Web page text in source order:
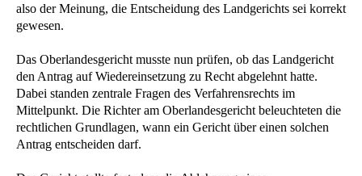
also der Meinung, die Entscheidung des Landgerichts sei korrekt
gewesen.
Das Oberlandesgericht musste nun prüfen, ob das Landgericht
den Antrag auf Wiedereinsetzung zu Recht abgelehnt hatte.
Dabei standen zentrale Fragen des Verfahrensrechts im
Mittelpunkt. Die Richter am Oberlandesgericht beleuchteten die
rechtlichen Grundlagen, wann ein Gericht über einen solchen
Antrag entscheiden darf.